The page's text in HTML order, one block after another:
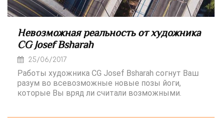
Невозможная реальность от художника
CG Josef Bsharah
25/06/2017
Работы художника CG Josef Bsharah согнут Ваш
разум во всевозможные новые позы йоги,
которые Вы вряд ли считали возможными.